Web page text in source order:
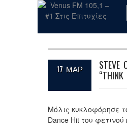
17 ΜΑΡ
STEVE
Μόλις κυκλοφόρησε
Dance Hit του